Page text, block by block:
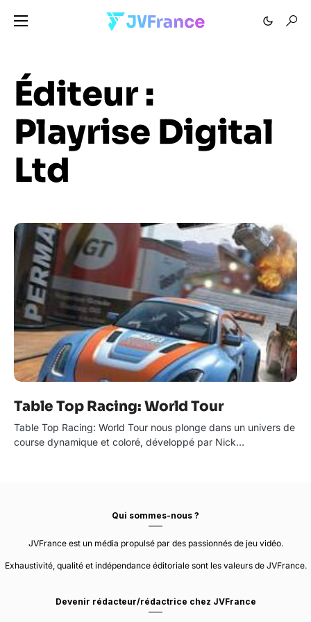
Éditeur :
Playrise Digital
Ltd
Table Top Racing: World Tour
Table Top Racing: World Tour nous plonge dans un univers de
course dynamique et coloré, développé par Nick…
Qui sommes-nous ?
JVFrance est un média propulsé par des passionnés de jeu vidéo.
Exhaustivité, qualité et indépendance éditoriale sont les valeurs de JVFrance.
Devenir rédacteur/rédactrice chez JVFrance